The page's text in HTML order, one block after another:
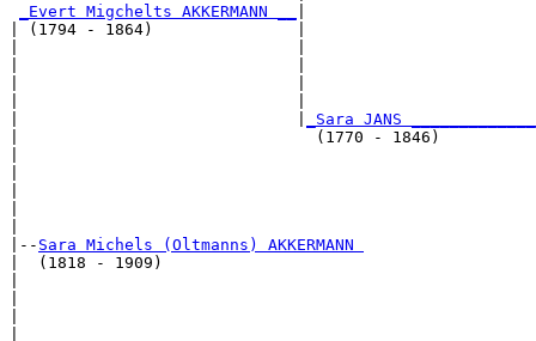
_Evert Migchelts AKKERMANN __
| (1794 - 1864)               |
_Sara JANS
|                               (1770 - 1846)
|-- Sara Michels (Oltmanns) AKKERMANN
|  (1818 - 1909)